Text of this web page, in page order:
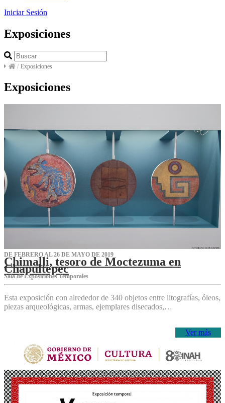
Iniciar Sesión
Exposiciones
/ Exposiciones
Exposiciones
DE FEBRERO AL 26 DE MAYO DE 2019
Chimalli, tesoro de Moctezuma en
Chapultepec
Sala de Exposiciones Temporales
Esta exposición con alrededor de 340 objetos entre litografías, óleos,
piezas arqueológicas, armas, ejemplares disecados,…
Ver más